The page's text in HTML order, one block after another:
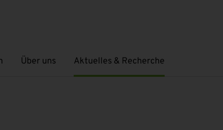
Über uns
Untermenü öffnenAktuelles & Recherche
Untermenü öffnen